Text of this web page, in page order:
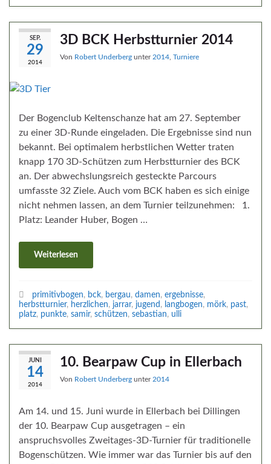
SEP.
29
2014
3D BCK Herbstturnier 2014
Von Robert Underberg unter 2014 Turniere
Der Bogenclub Keltenschanze hat am 27. September
zu einer 3D-Runde eingeladen. Die Ergebnisse sind nun
bekannt. Bei optimalem herbstlichen Wetter traten
knapp 170 3D-Schützen zum Herbstturnier des BCK
an. Der abwechslungsreich gesteckte Parcours
umfasste 32 Ziele. Auch vom BCK haben es sich einige
nicht nehmen lassen, an dem Turnier teilzunehmen: 1.
Platz: Leander Huber, Bogen …
Weiterlesen
primitivbogen, bck, bergau, damen, ergebnisse,
herbstturnier, herzlichen, jarrar, jugend , langbogen, mörk, past,
platz, punkte, samir, schützen, sebastian, ulli
JUNI
14
2014
10. Bearpaw Cup in Ellerbach
Von Robert Underberg unter2014
Am 14. und 15. Juni wurde in Ellerbach bei Dillingen
der 10. Bearpaw Cup ausgetragen – ein
anspruchsvolles Zweitages-3D-Turnier für traditionelle
Bogenschützen. Wie immer war das Turnier bis auf den